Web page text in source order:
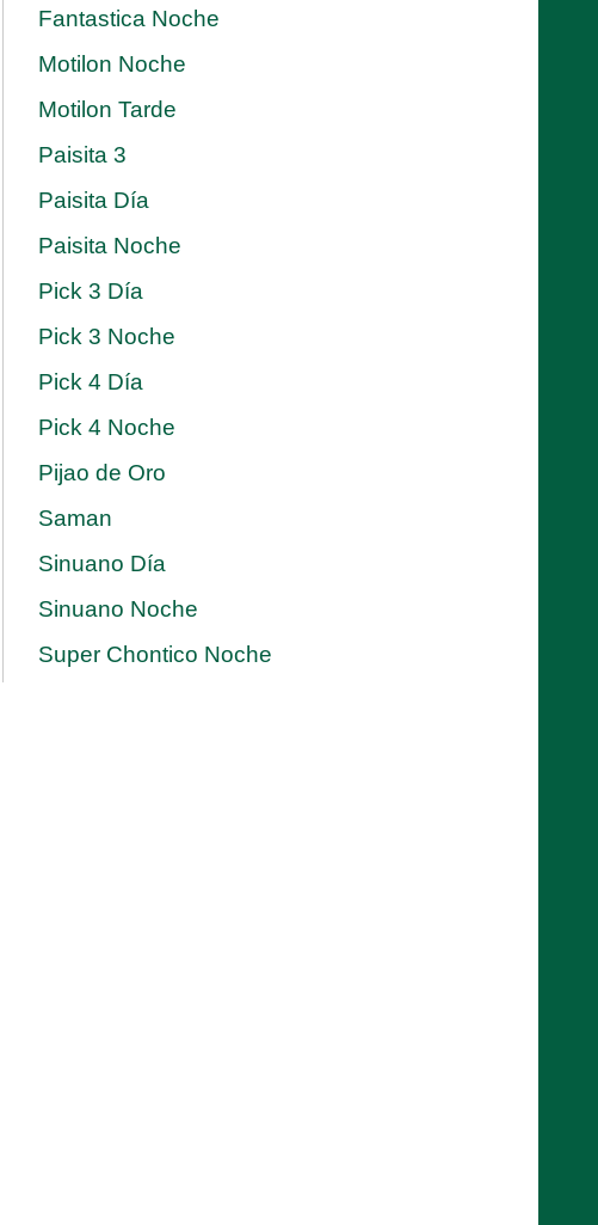
Fantastica Noche
Motilon Noche
Motilon Tarde
Paisita 3
Paisita Día
Paisita Noche
Pick 3 Día
Pick 3 Noche
Pick 4 Día
Pick 4 Noche
Pijao de Oro
Saman
Sinuano Día
Sinuano Noche
Super Chontico Noche